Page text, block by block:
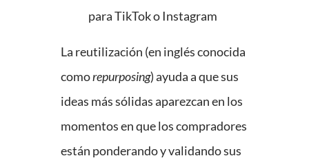
para TikTok o Instagram
La reutilización (en inglés conocida
comorepurposing) ayuda a que sus
ideas más sólidas aparezcan en los
momentos en que los compradores
están ponderando y validando sus